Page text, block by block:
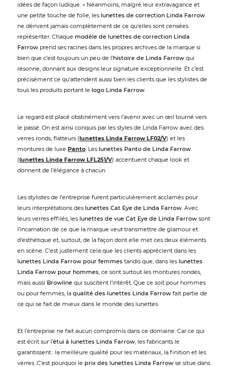
idées de façon ludique. » Néanmoins, malgré leur extravagance et
une petite touche de folie, les lunettes de correction Linda Farrow
ne dérivent jamais complètement de ce qu’elles sont censées
représenter. Chaque modèle de lunettes de correction Linda
Farrow prend ses racines dans les propres archives de la marque si
bien que c’est toujours un peu de l’histoire de Linda Farrow qui
résonne, donnant aux designs leur signature exceptionnelle. Et c’est
précisément ce qu’attendent aussi bien les clients que les stylistes de
tous les produits portant le logo Linda Farrow
Le regard est placé obstinément vers l’avenir avec un œil tourné vers
le passé. On est ainsi conquis par les styles de Linda Farrow avec des
verres ronds, flatteurs (lunettes Linda Farrow LF02/V) et les
montures de luxe Panto . Les lunettes Panto de Linda Farrow
(lunettes Linda Farrow LFL251/V) accentuent chaque look et
donnent de l’élégance à chacun.
Les stylistes de l’entreprise furent particulièrement acclamés pour
leurs interprétations des lunettes Cat Eye de Linda Farrow . Avec
leurs verres effilés, les lunettes de vue Cat Eye de Linda Farrow sont
l’incarnation de ce que la marque veut transmettre de glamour et
d’esthétique et, surtout, de la façon dont elle met ces deux éléments
en scène. C’est justement cela que les clients apprécient dans les
lunettes Linda Farrow pour femmes tandis que, dans les lunettes
Linda Farrow pour hommes , ce sont surtout les montures rondes,
mais aussi Browline qui suscitent l’intérêt. Que ce soit pour hommes
ou pour femmes, la qualité des lunettes Linda Farrow fait partie de
ce qui se fait de mieux dans le monde des lunettes.
Et l’entreprise ne fait aucun compromis dans ce domaine. Car ce qui
est écrit sur l’étui à lunettes Linda Farrow , les fabricants le
garantissent : la meilleure qualité pour les matériaux, la finition et les
verres. C’est pourquoi le prix des lunettes Linda Farrow se situe dans